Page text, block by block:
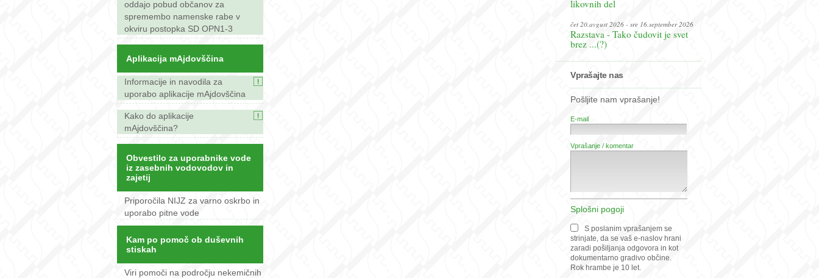
oddajo pobud občanov za
spremembo namenske rabe v
okviru postopka SD OPN1-3
Aplikacija mAjdovščina
Informacije in navodila za
uporabo aplikacije mAjdovščina
Kako do aplikacije
mAjdovščina?
Obvestilo za uporabnike vode
iz zasebnih vodovodov in
zajetij
Priporočila NIJZ za varno oskrbo in
uporabo pitne vode
Kam po pomoč ob duševnih
stiskah
Viri pomoči na področju nekemičnih
likovnih del
čet 20.avgust 2026 - sre 16.september 2026
Razstava - Tako čudovit je svet
brez ...(?)
Vprašajte nas
Pošljite nam vprašanje!
E-mail
Vprašanje / komentar
Splošni pogoji
S poslanim vprašanjem se
strinjate, da se vaš e-naslov hrani
zaradi pošiljanja odgovora in kot
dokumentarno gradivo občine.
Rok hrambe je 10 let.